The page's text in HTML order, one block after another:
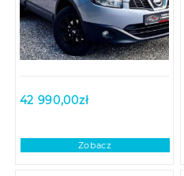
42 990,00zł
Zobacz